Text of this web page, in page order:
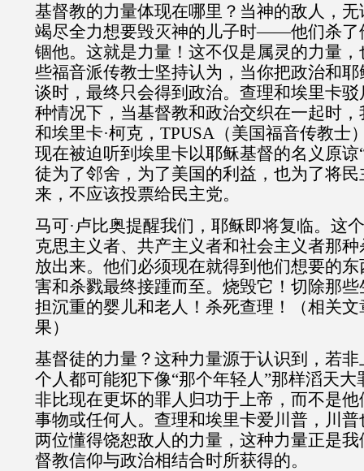
基督教的力量体现在哪里？当神的敌人，
竭尽全力想要毁灭神的儿子时——他们杀了
锢他。这就是力量！这不仅是属灵的力量
些福音派传教士坚持认为，当你把政治和
谈时，最终只会得到政治。查理和埃里卡
种情况下，当基督教和政治交织在一起时
和埃里卡·柯克， TPUSA （美国福音传教士
现在被迫听到埃里卡以耶稣基督的名义原谅
徒为了邻舍，为了美国的利益，也为了将
来，不应该投票给民主党。
马可·卢比奥提醒我们，耶稣即将复临。这
克思主义者、共产主义者和社会主义者那
放出来。他们必须现在就得到他们想要的
害和杀戮最终接踵而至。烧毁它！切除那
担沉重的婴儿和老人！杀死查理！（相关文
果）
基督徒的力量？这种力量源于认识到，若
个人都可能犯下像“那个年轻人”那样滔天
非比现在更坏的罪人归功于上帝，而不是
事物或任何人。查理和埃里卡爱川普，川
两位懂得饶恕敌人的力量，这种力量正是
督教信仰与政治相结合时所获得的。